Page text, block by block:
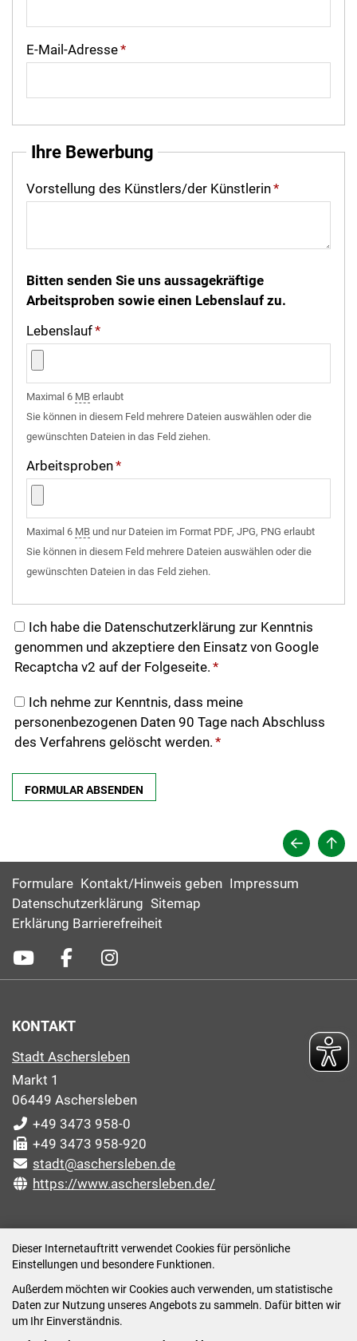
Dieser Internetauftritt verwendet Cookies für persönliche
Einstellungen und besondere Funktionen.
Außerdem möchten wir Cookies auch verwenden, um statistische
Daten zur Nutzung unseres Angebots zu sammeln. Dafür bitten wir
um Ihr Einverständnis.
E-Mail-Adresse*
Ihre Bewerbung
Vorstellung des Künstlers/der Künstlerin*
Bitten senden Sie uns aussagekräftige
Arbeitsproben sowie einen Lebenslauf zu.
Lebenslauf*
Maximal 6 MB erlaubt
Sie können in diesem Feld mehrere Dateien auswählen oder die
gewünschten Dateien in das Feld ziehen.
Arbeitsproben*
Maximal 6 MB und nur Dateien im Format PDF, JPG, PNG erlaubt
Sie können in diesem Feld mehrere Dateien auswählen oder die
gewünschten Dateien in das Feld ziehen.
Ich habe die Datenschutzerklärung zur Kenntnis
genommen und akzeptiere den Einsatz von Google
Recaptcha v2 auf der Folgeseite. *
Ich nehme zur Kenntnis, dass meine
personenbezogenen Daten 90 Tage nach Abschluss
des Verfahrens gelöscht werden. *
Formulare Kontakt/Hinweis geben Impressum
Datenschutzerklärung Sitemap
Erklärung Barrierefreiheit
KONTAKT
Stadt Aschersleben
Markt 1
06449 Aschersleben
+49 3473 958-0
+49 3473 958-920
stadt@aschersleben.de
https://www.aschersleben.de/
Montag: 09:00-12:00 /14:00-15:00 Uhr
Dienstag: 09:00-12:00 /14:00-16:00 Uhr
Mittwoch: 09:00 - 12:00 Uhr (nach vorheriger